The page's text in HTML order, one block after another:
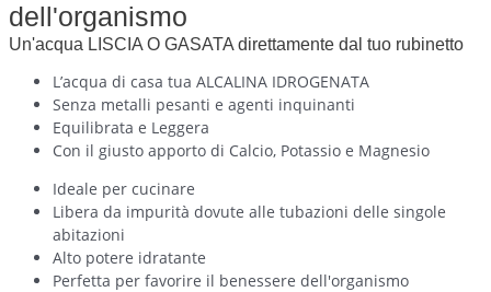
dell'organismo
Un'acqua LISCIA O GASATA direttamente dal tuo rubinetto
L’acqua di casa tua ALCALINA IDROGENATA
Senza metalli pesanti e agenti inquinanti
Equilibrata e Leggera
Con il giusto apporto di Calcio, Potassio e Magnesio
Ideale per cucinare
Libera da impurità dovute alle tubazioni delle singole
abitazioni
Alto potere idratante
Perfetta per favorire il benessere dell'organismo